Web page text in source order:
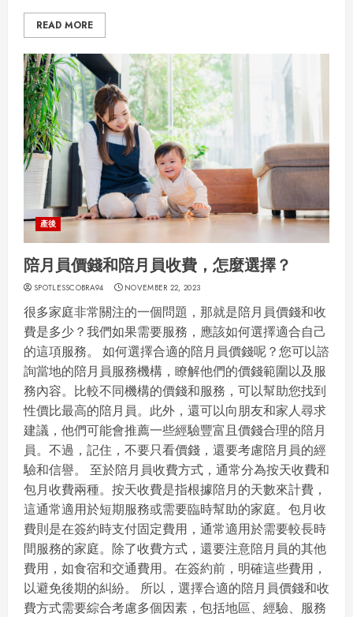
READ MORE
產後
陪月員價錢和陪月員收費，怎麼選擇？
SPOTLESSCOBRA94 NOVEMBER 22, 2023
很多家庭非常關注的一個問題，那就是陪月員價錢和收
費是多少？我們如果需要服務，應該如何選擇適合自己
的這項服務。 如何選擇合適的陪月員價錢呢？您可以諮
詢當地的陪月員服務機構，瞭解他們的價錢範圍以及服
務內容。比較不同機構的價錢和服務，可以幫助您找到
性價比最高的陪月員。此外，還可以向朋友和家人尋求
建議，他們可能會推薦一些經驗豐富且價錢合理的陪月
員。不過，記住，不要只看價錢，還要考慮陪月員的經
驗和信譽。 至於陪月員收費方式，通常分為按天收費和
包月收費兩種。按天收費是指根據陪月的天數來計費，
這通常適用於短期服務或需要臨時幫助的家庭。包月收
費則是在簽約時支付固定費用，通常適用於需要較長時
間服務的家庭。除了收費方式，還要注意陪月員的其他
費用，如食宿和交通費用。在簽約前，明確這些費用，
以避免後期的糾紛。 所以，選擇合適的陪月員價錢和收
費方式需要綜合考慮多個因素，包括地區、經驗、服務